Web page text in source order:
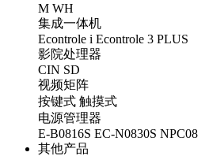
M WH
集成一体机
Econtrole i Econtrole 3 PLUS
影院处理器
CIN SD
视频矩阵
按键式 触摸式
电源管理器
E-B0816S EC-N0830S NPC08
其他产品